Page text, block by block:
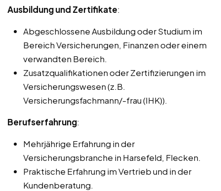
Ausbildung und Zertifikate:
Abgeschlossene Ausbildung oder Studium im
Bereich Versicherungen, Finanzen oder einem
verwandten Bereich.
Zusatzqualifikationen oder Zertifizierungen im
Versicherungswesen (z.B.
Versicherungsfachmann/-frau (IHK)).
Berufserfahrung:
Mehrjährige Erfahrung in der
Versicherungsbranche in Harsefeld, Flecken.
Praktische Erfahrung im Vertrieb und in der
Kundenberatung.